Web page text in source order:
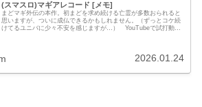
(スマスロ)マギアレコード [メモ]
まどマギ外伝の本作。初まどを求め続ける亡霊が多数おられると
思いますが、ついに成仏できるかもしれません。（ずっとコケ続
けてるユニバに少々不安を感じますが…） YouTubeで試打動画
2026.01.24